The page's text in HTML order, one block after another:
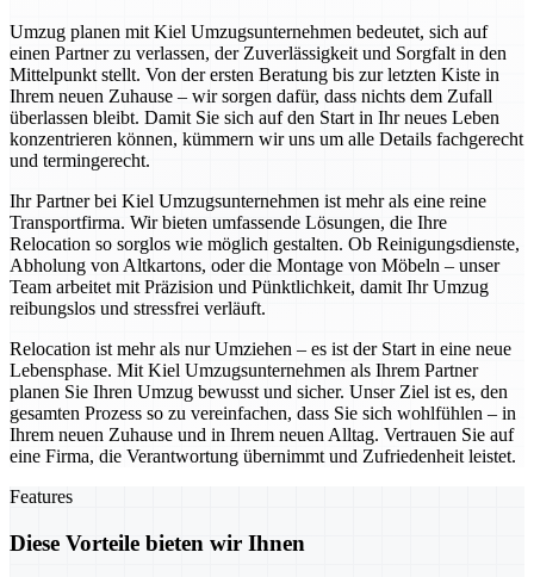
Umzug planen mit Kiel Umzugsunternehmen bedeutet, sich auf
einen Partner zu verlassen, der Zuverlässigkeit und Sorgfalt in den
Mittelpunkt stellt. Von der ersten Beratung bis zur letzten Kiste in
Ihrem neuen Zuhause – wir sorgen dafür, dass nichts dem Zufall
überlassen bleibt. Damit Sie sich auf den Start in Ihr neues Leben
konzentrieren können, kümmern wir uns um alle Details fachgerecht
und termingerecht.
Ihr Partner bei Kiel Umzugsunternehmen ist mehr als eine reine
Transportfirma. Wir bieten umfassende Lösungen, die Ihre
Relocation so sorglos wie möglich gestalten. Ob Reinigungsdienste,
Abholung von Altkartons, oder die Montage von Möbeln – unser
Team arbeitet mit Präzision und Pünktlichkeit, damit Ihr Umzug
reibungslos und stressfrei verläuft.
Relocation ist mehr als nur Umziehen – es ist der Start in eine neue
Lebensphase. Mit Kiel Umzugsunternehmen als Ihrem Partner
planen Sie Ihren Umzug bewusst und sicher. Unser Ziel ist es, den
gesamten Prozess so zu vereinfachen, dass Sie sich wohlfühlen – in
Ihrem neuen Zuhause und in Ihrem neuen Alltag. Vertrauen Sie auf
eine Firma, die Verantwortung übernimmt und Zufriedenheit leistet.
Features
Diese Vorteile bieten wir Ihnen